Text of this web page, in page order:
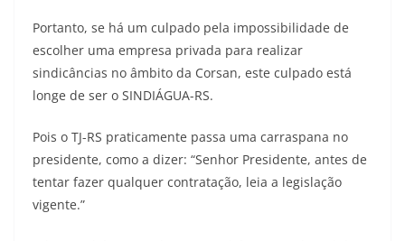
Portanto, se há um culpado pela impossibilidade de
escolher uma empresa privada para realizar
sindicâncias no âmbito da Corsan, este culpado está
longe de ser o SINDIÁGUA-RS.
Pois o TJ-RS praticamente passa uma carraspana no
presidente, como a dizer: “Senhor Presidente, antes de
tentar fazer qualquer contratação, leia a legislação
vigente.”